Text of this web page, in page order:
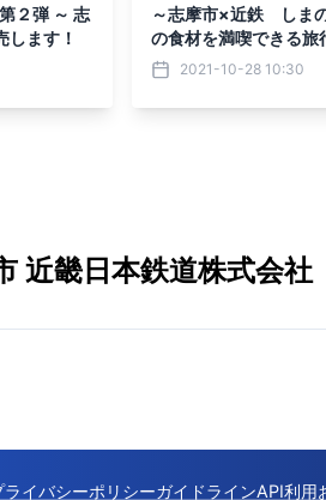
２弾 ～ 志
します！
～志摩市×近鉄 しま
の食材を満喫できる旅
2021-10-28 10:30
近畿日本鉄道株式会社
ライバシーポリシーガイドラインAPI利用